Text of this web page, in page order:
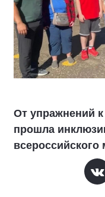
От упражнений
прошла